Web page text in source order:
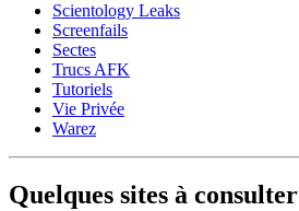
Scientology Leaks
Screenfails
Sectes
Trucs AFK
Tutoriels
Vie Privée
Warez
Quelques sites à consulter